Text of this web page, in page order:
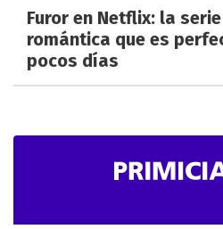
Furor en Netflix: la
romántica que es
pocos días